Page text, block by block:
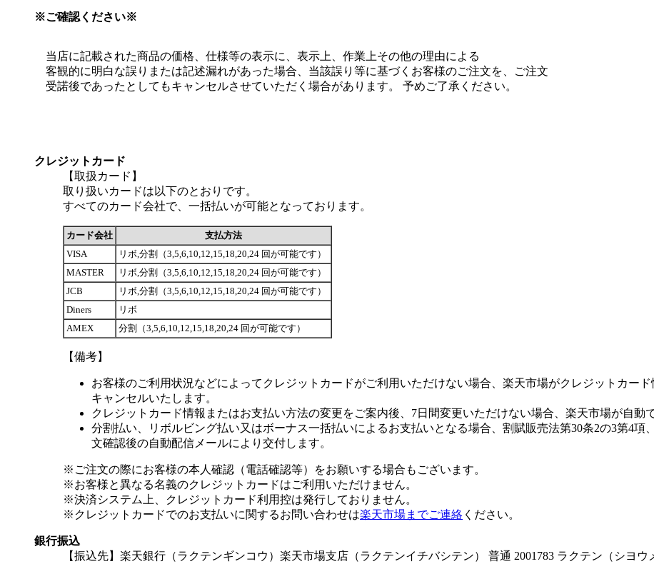
※ご確認ください※
当店に記載された商品の価格、仕様等の表示に、表示上、作業上その他の理由による
客観的に明白な誤りまたは記述漏れがあった場合、当該誤り等に基づくお客様のご注文を、ご注文
受諾後であったとしてもキャンセルさせていただく場合があります。 予めご了承ください。
クレジットカード
【取扱カード】
取り扱いカードは以下のとおりです。
すべてのカード会社で、一括払いが可能となっております。
カード会社
支払方法
VISA
リボ,分割（3,5,6,10,12,15,18,20,24 回が可能です）
MASTER
リボ,分割（3,5,6,10,12,15,18,20,24 回が可能です）
JCB
リボ,分割（3,5,6,10,12,15,18,20,24 回が可能です）
Diners
リボ
AMEX
分割（3,5,6,10,12,15,18,20,24 回が可能です）
【備考】
お客様のご利用状況などによってクレジットカードがご利用いただけない場合、楽天市場がクレジットカー
キャンセルいたします。
クレジットカード情報またはお支払い方法の変更をご案内後、7日間変更いただけない場合、楽天市場が自動
分割払い、リボルビング払い又はボーナス一括払いによるお支払いとなる場合、割賦販売法第30条2の3第4項
文確認後の自動配信メールにより交付します。
※ご注文の際にお客様の本人確認（電話確認等）をお願いする場合もございます。
※お客様と異なる名義のクレジットカードはご利用いただけません。
※決済システム上、クレジットカード利用控は発行しておりません。
※クレジットカードでのお支払いに関するお問い合わせは楽天市場までご連絡 ください。
銀行振込
【振込先】楽天銀行（ラクテンギンコウ）楽天市場支店（ラクテンイチバシテン） 普通 2001783 ラクテン（シヨ